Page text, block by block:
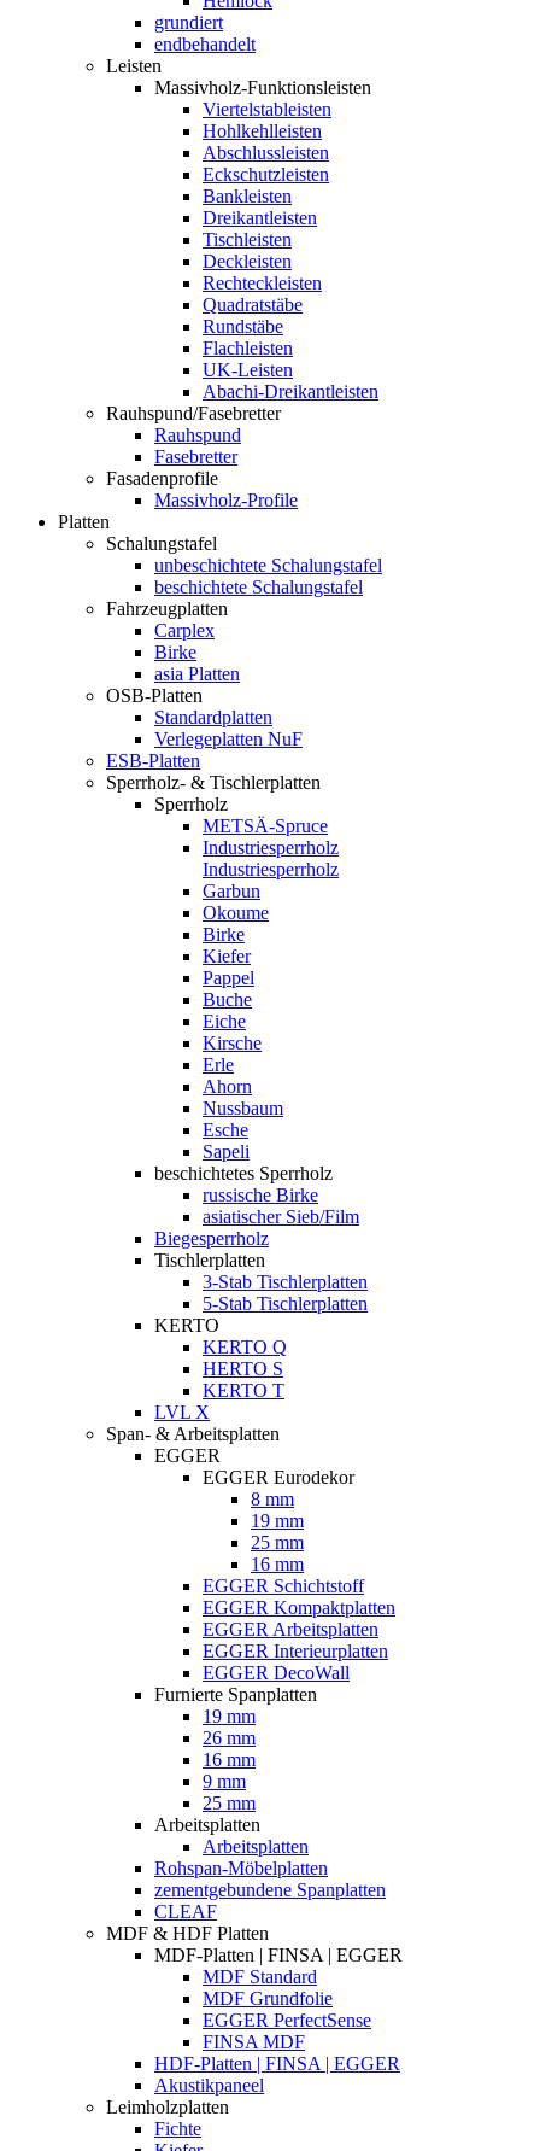
grundiert
endbehandelt
Leisten
Massivholz-Funktionsleisten
Viertelstableisten
Hohlkehlleisten
Abschlussleisten
Eckschutzleisten
Bankleisten
Dreikantleisten
Tischleisten
Deckleisten
Rechteckleisten
Quadratstäbe
Rundstäbe
Flachleisten
UK-Leisten
Abachi-Dreikantleisten
Rauhspund/Fasebretter
Rauhspund
Fasebretter
Fasadenprofile
Massivholz-Profile
Platten
Schalungstafel
unbeschichtete Schalungstafel
beschichtete Schalungstafel
Fahrzeugplatten
Carplex
Birke
asia Platten
OSB-Platten
Standardplatten
Verlegeplatten NuF
ESB-Platten
Sperrholz- & Tischlerplatten
Sperrholz
METSÄ-Spruce
Industriesperrholz
Industriesperrholz
Garbun
Okoume
Birke
Kiefer
Pappel
Buche
Eiche
Kirsche
Erle
Ahorn
Nussbaum
Esche
Sapeli
beschichtetes Sperrholz
russische Birke
asiatischer Sieb/Film
Biegesperrholz
Tischlerplatten
3-Stab Tischlerplatten
5-Stab Tischlerplatten
KERTO
KERTO Q
HERTO S
KERTO T
LVL X
Span- & Arbeitsplatten
EGGER
EGGER Eurodekor
8 mm
19 mm
25 mm
16 mm
EGGER Schichtstoff
EGGER Kompaktplatten
EGGER Arbeitsplatten
EGGER Interieurplatten
EGGER DecoWall
Furnierte Spanplatten
19 mm
26 mm
16 mm
9 mm
25 mm
Arbeitsplatten
Arbeitsplatten
Rohspan-Möbelplatten
zementgebundene Spanplatten
CLEAF
MDF & HDF Platten
MDF-Platten | FINSA | EGGER
MDF Standard
MDF Grundfolie
EGGER PerfectSense
FINSA MDF
HDF-Platten | FINSA | EGGER
Akustikpaneel
Leimholzplatten
Fichte